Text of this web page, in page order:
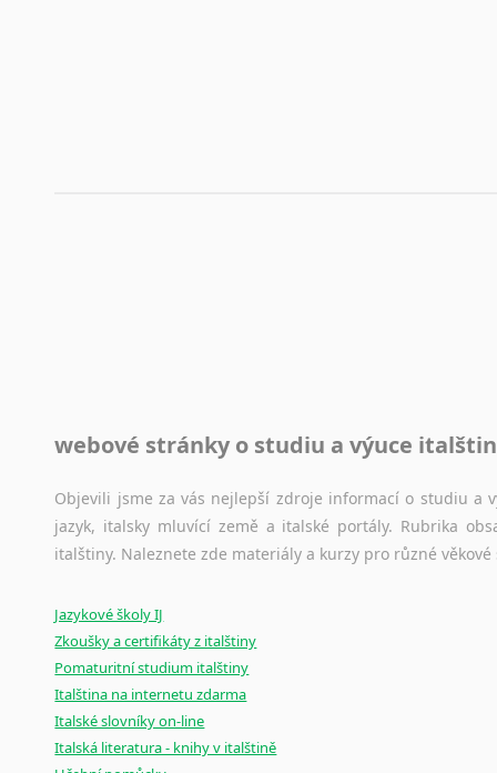
Jazykový korpus je elektronický soubor autentických
původního zdroje textu.
Ostatní pomůcky pro překladatele
poradny a pravidla
webové stránky o studiu a výuce
Objevili jsme za vás nejlepší zdroje informací o studiu a
jazyk, italsky mluvící země a italské portály. Rubrika
italštiny. Naleznete zde materiály a kurzy pro různé věkové
Jazykové školy IJ
Zkoušky a certifikáty z italštiny
Pomaturitní studium italštiny
Italština na internetu zdarma
Italské slovníky on-line
Italská literatura - knihy v italštině